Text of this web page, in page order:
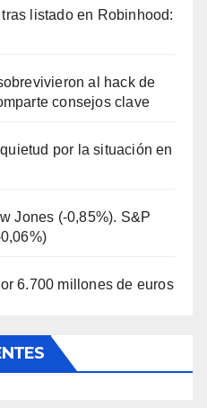
listado en Robinhood:
al hack de
consejos clave
por la situación en
Jones (-0,85%). S&P
6.700 millones de euros